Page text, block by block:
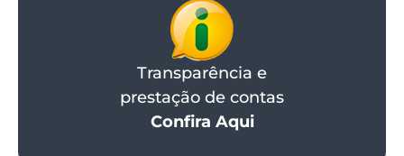
Transparência e
prestação de contas
Confira Aqui